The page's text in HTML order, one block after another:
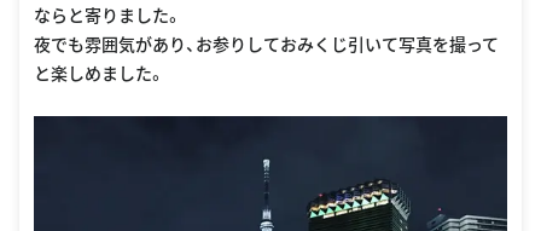
ならと寄りました。
夜でも雰囲気があり、お参りしておみくじ引いて写真を撮って
と楽しめました。